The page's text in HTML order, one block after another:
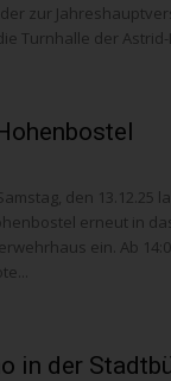
zur
Turnhalle der Astrid-
den 13.12.25
erneut in
ein. Ab
in der